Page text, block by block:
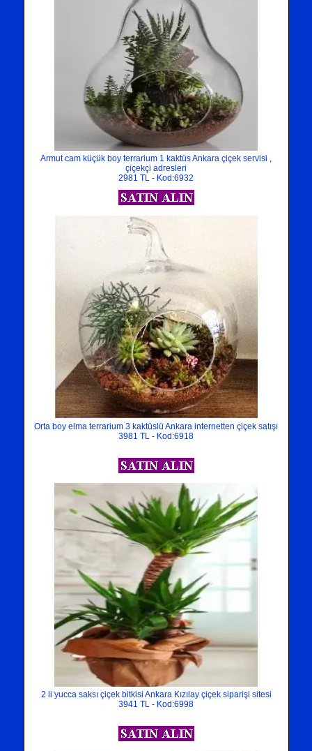
Armut cam küçük boy terrarium 1 kaktüs Ankara çiçek servisi ,
çiçekçi adresleri
2981 TL - Kod:6932
Orta boy elma terrarium 3 kaktüslü Ankara internetten çiçek satışı
3981 TL - Kod:6918
2 li yucca saksı çiçek bitkisi Ankara Kızılay çiçek siparişi sitesi
3941 TL - Kod:6998